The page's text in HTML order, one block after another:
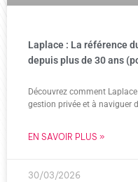
Laplace : La référence
depuis plus de 30 ans
Découvrez comment
gestion privée et à naviguer
EN SAVOIR PLUS »
30/03/2026